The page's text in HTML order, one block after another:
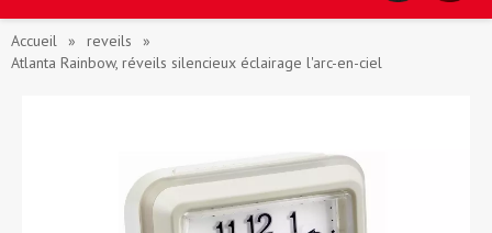
Accueil
reveils
Atlanta Rainbow, réveils silencieux éclairage l'arc-en-ciel